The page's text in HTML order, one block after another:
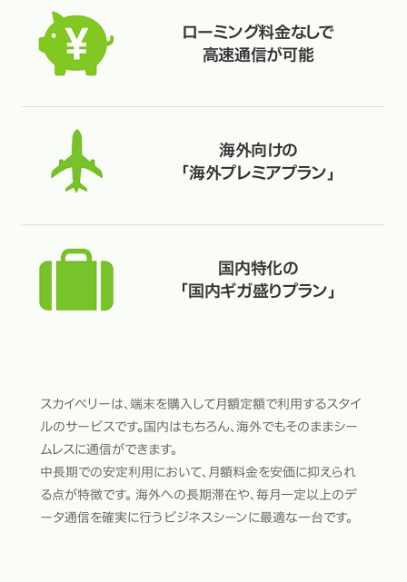
ローミング料金なしで
高速通信が可能
海外向けの
「海外プレミアプラン」
国内特化の
「国内ギガ盛りプラン」
スカイベリーは、端末を購入して月額定額で利用するスタイ
ルのサービスです。国内はもちろん、海外でもそのままシー
ムレスに通信ができます。
中長期での安定利用において、月額料金を安価に抑えられ
る点が特徴です。 海外への長期滞在や、毎月一定以上のデ
ータ通信を確実に行うビジネスシーンに最適な一台です。